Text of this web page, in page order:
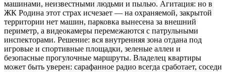
машинами, неизвестными людьми и пылью. Агитация: но в
ЖК Родина этот страх исчезает — на охраняемой, закрытой
территории нет машин, парковка вынесена за внешний
периметр, а видеокамеры перемежаются с патрульными
инспекторами. Решение: вся внутренняя зона отдана под
игровые и спортивные площадки, зеленые аллеи и
безопасные прогулочные маршруты. Владелец квартиры
может быть уверен: сарафанное радио всегда сработает, соседи